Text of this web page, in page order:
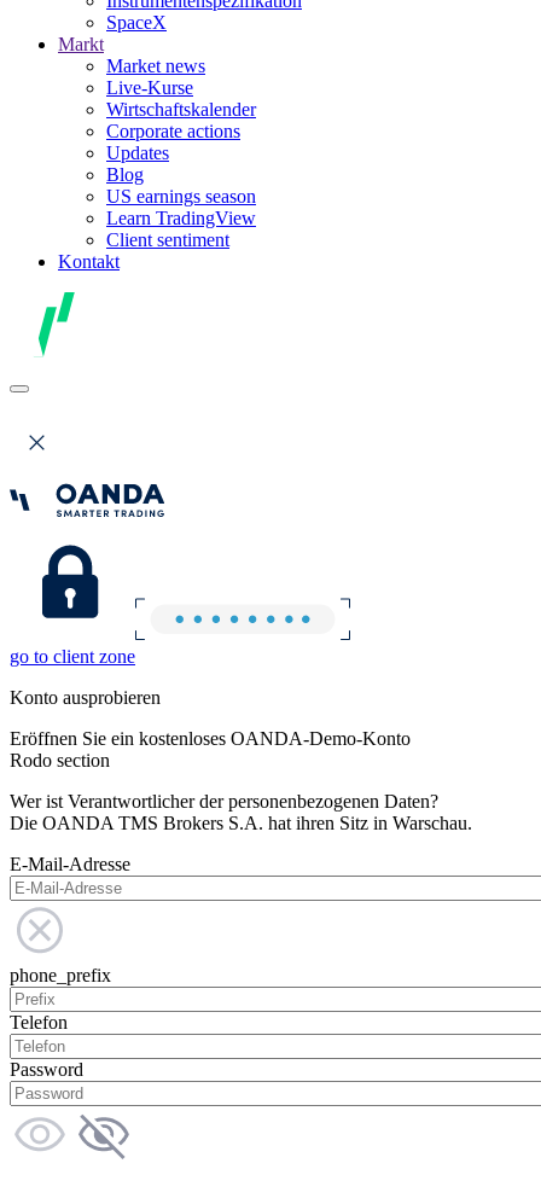
SpaceX
Markt
Market news
Live-Kurse
Wirtschaftskalender
Corporate actions
Updates
Blog
US earnings season
Learn TradingView
Client sentiment
Kontakt
go to client zone
Konto ausprobieren
Eröffnen Sie ein kostenloses OANDA-Demo-Konto
Rodo section
Wer ist Verantwortlicher der personenbezogenen Daten?
Die OANDA TMS Brokers S.A. hat ihren Sitz in Warschau.
E-Mail-Adresse
phone_prefix
Telefon
Password